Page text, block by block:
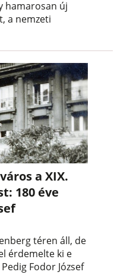
hamarosan új
a nemzeti
a XIX.
180 éve
téren áll, de
érdemelte ki e
Fodor József